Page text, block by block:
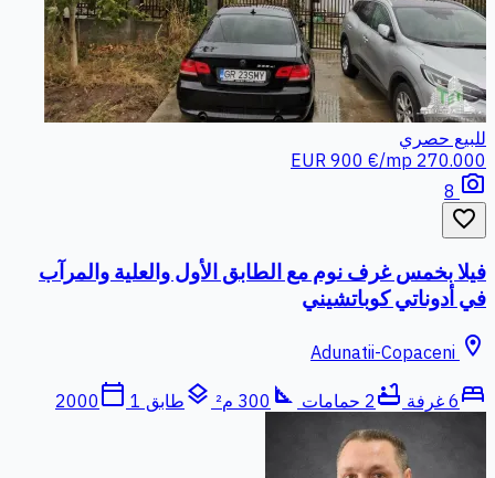
للبيع حصري
270.000 EUR
900 €/mp
photo_camera
favorite_border
فيلا بخمس غرف نوم مع الطابق الأول والعلية والمرآب
في أدوناتي كوباتشيني
location_on
bed 6 غرفة bathtub 2 حمامات square_foot 300 م² layers طابق 1 calendar_today
2000